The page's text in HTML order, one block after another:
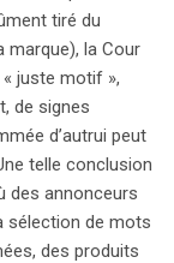
tiré du
marque), la Cour
juste motif »,
de signes
d’autrui peut
telle conclusion
des annonceurs
sélection de mots
des produits